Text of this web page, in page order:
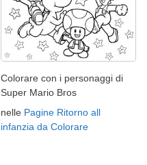
Colorare con i personaggi di
Super Mario Bros
nelle Pagine Ritorno all
infanzia da Colorare